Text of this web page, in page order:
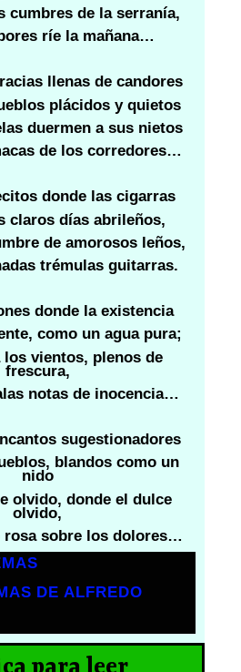
cumbres de la serranía,
ríe la mañana…
llenas de candores
plácidos y quietos
duermen a sus nietos
de los corredores…
donde las cigarras
claros días abrileños,
de amorosos leños,
trémulas guitarras.
donde la existencia
como un agua pura;
los vientos, plenos de
frescura,
notas de inocencia…
sugestionadores
blandos como un
nido
olvido, donde el dulce
olvido,
rosa sobre los dolores…
DE ALFREDO